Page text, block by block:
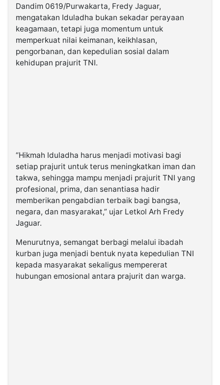
Dandim 0619/Purwakarta, Fredy Jaguar,
mengatakan Iduladha bukan sekadar perayaan
keagamaan, tetapi juga momentum untuk
memperkuat nilai keimanan, keikhlasan,
pengorbanan, dan kepedulian sosial dalam
kehidupan prajurit TNI.
“Hikmah Iduladha harus menjadi motivasi bagi
setiap prajurit untuk terus meningkatkan iman dan
takwa, sehingga mampu menjadi prajurit TNI yang
profesional, prima, dan senantiasa hadir
memberikan pengabdian terbaik bagi bangsa,
negara, dan masyarakat,” ujar Letkol Arh Fredy
Jaguar.
Menurutnya, semangat berbagi melalui ibadah
kurban juga menjadi bentuk nyata kepedulian TNI
kepada masyarakat sekaligus mempererat
hubungan emosional antara prajurit dan warga.